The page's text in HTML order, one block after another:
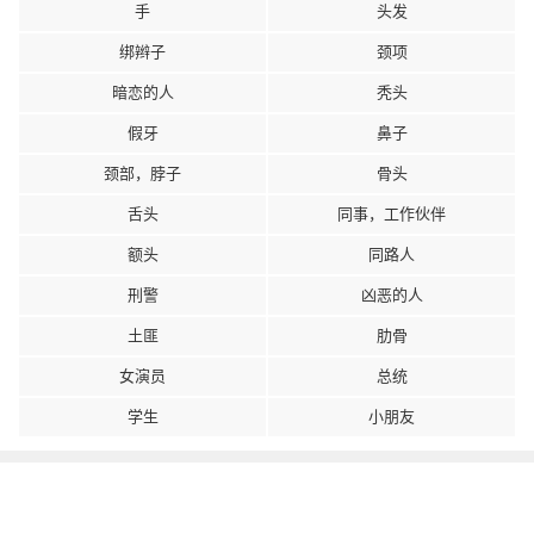
手 头发
绑辫子 颈项
暗恋的人 秃头
假牙 鼻子
颈部，脖子 骨头
舌头 同事，工作伙伴
额头 同路人
刑警 凶恶的人
土匪 肋骨
女演员 总统
学生 小朋友